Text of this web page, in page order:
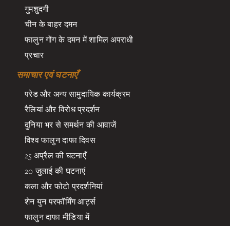
गुमशुदगी
चीन के बाहर दमन
फालुन गोंग के दमन में शामिल अपराधी
प्रचार
समाचार एवं घटनाएँ
परेड और अन्य सामुदायिक कार्यक्रम
रैलियां और विरोध प्रदर्शन
दुनिया भर से समर्थन की आवाजें
विश्व फालुन दाफा दिवस
25 अप्रैल की घटनाएँ
20 जुलाई की घटनाएं
कला और फोटो प्रदर्शनियां
शेन युन परफॉर्मिंग आर्ट्स
फालुन दाफा मीडिया में